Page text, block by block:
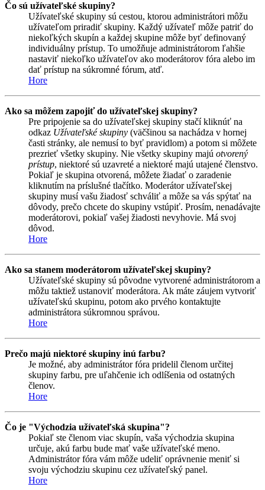
Čo sú užívateľské skupiny?
Užívateľské skupiny sú cestou, ktorou administrátori môžu
užívateľom priradiť skupiny. Každý užívateľ môže patriť do
niekoľkých skupín a každej skupine môže byť definovaný
individuálny prístup. To umožňuje administrátorom ľahšie
nastaviť niekoľko užívateľov ako moderátorov fóra alebo im
dať prístup na súkromné fórum, atď.
Hore
Ako sa môžem zapojiť do užívateľskej skupiny?
Pre pripojenie sa do užívateľskej skupiny stačí kliknúť na
odkaz Užívateľské skupiny (väčšinou sa nachádza v hornej
časti stránky, ale nemusí to byť pravidlom) a potom si môžete
prezrieť všetky skupiny. Nie všetky skupiny majú otvorený
prístup, niektoré sú uzavreté a niektoré majú utajené členstvo.
Pokiaľ je skupina otvorená, môžete žiadať o zaradenie
kliknutím na príslušné tlačítko. Moderátor užívateľskej
skupiny musí vašu žiadosť schváliť a môže sa vás spýtať na
dôvody, prečo chcete do skupiny vstúpiť. Prosím, nenadávajte
moderátorovi, pokiaľ vašej žiadosti nevyhovie. Má svoj
dôvod.
Hore
Ako sa stanem moderátorom užívateľskej skupiny?
Užívateľské skupiny sú pôvodne vytvorené administrátorom a
môžu taktiež ustanoviť moderátora. Ak máte záujem vytvoriť
užívateľskú skupinu, potom ako prvého kontaktujte
administrátora súkromnou správou.
Hore
Prečo majú niektoré skupiny inú farbu?
Je možné, aby administrátor fóra pridelil členom určitej
skupiny farbu, pre uľahčenie ich odlíšenia od ostatných
členov.
Hore
Čo je "Východzia užívateľská skupina"?
Pokiaľ ste členom viac skupín, vaša východzia skupina
určuje, akú farbu bude mať vaše užívateľské meno.
Administrátor fóra vám môže udeliť oprávnenie meniť si
svoju východziu skupinu cez užívateľský panel.
Hore